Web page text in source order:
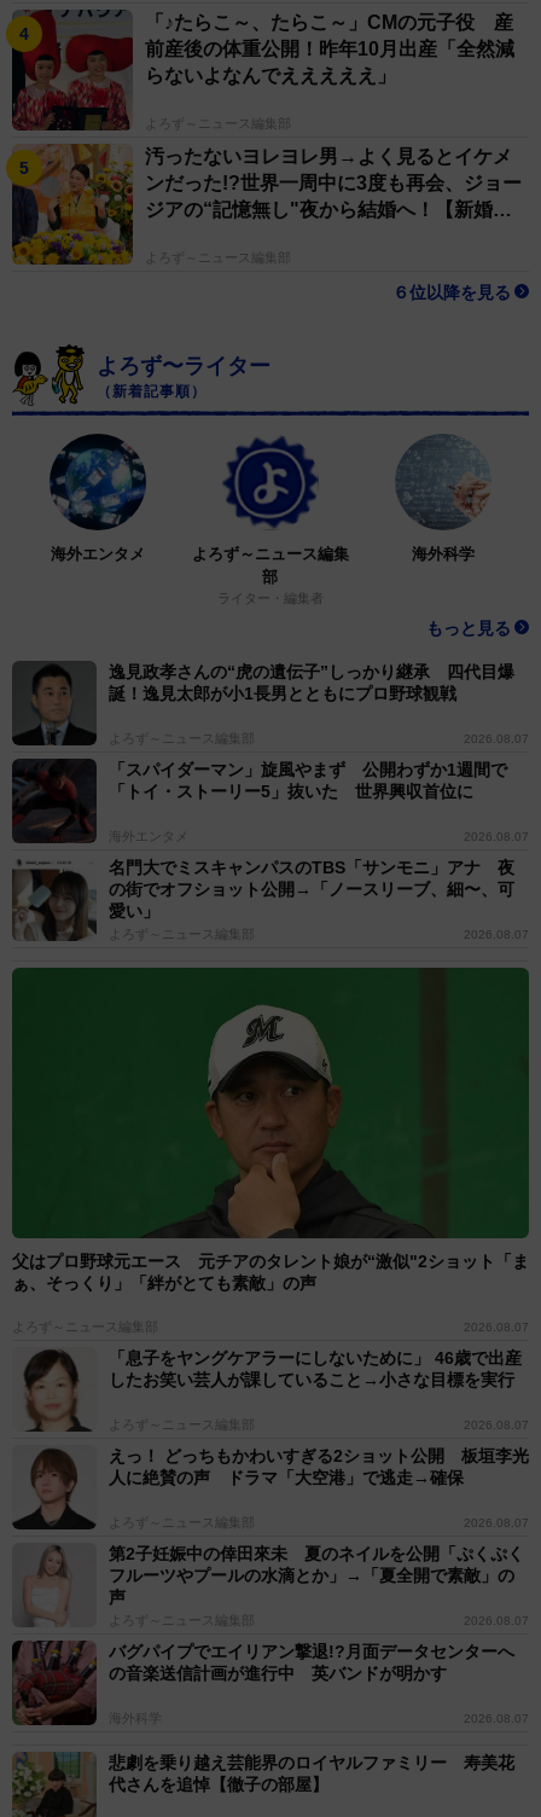
「♪たらこ～、たらこ～」CMの元子役 産
前産後の体重公開！昨年10月出産「全然減
らないよなんでえええええ」
よろず～ニュース編集部
汚ったないヨレヨレ男→よく見るとイケメ
ンだった!?世界一周中に3度も再会、ジョー
ジアの“記憶無し"夜から結婚へ！【新婚さ
よろず～ニュース編集部
６位以降を見る
よろず〜ライター
（新着記事順）
海外エンタメ
よろず～ニュース編集
部
ライター・編集者
海外科学
もっと見る
逸見政孝さんの“虎の遺伝子”しっかり継承 四代目爆
誕！逸見太郎が小1長男とともにプロ野球観戦
よろず～ニュース編集部 2026.08.07
「スパイダーマン」旋風やまず 公開わずか1週間で
「トイ・ストーリー5」抜いた 世界興収首位に
海外エンタメ 2026.08.07
名門大でミスキャンパスのTBS「サンモニ」アナ 夜
の街でオフショット公開→「ノースリーブ、細〜、可
愛い」
よろず～ニュース編集部 2026.08.07
父はプロ野球元エース 元チアのタレント娘が“激似"2ショット「ま
ぁ、そっくり」「絆がとても素敵」の声
よろず～ニュース編集部 2026.08.07
「息子をヤングケアラーにしないために」 46歳で出産
したお笑い芸人が課していること→小さな目標を実行
よろず～ニュース編集部 2026.08.07
えっ！ どっちもかわいすぎる2ショット公開 板垣李光
人に絶賛の声 ドラマ「大空港」で逃走→確保
よろず～ニュース編集部 2026.08.07
第2子妊娠中の倖田來未 夏のネイルを公開「ぷくぷく
フルーツやプールの水滴とか」→「夏全開で素敵」の
声
よろず～ニュース編集部 2026.08.07
バグパイプでエイリアン撃退!?月面データセンターへ
の音楽送信計画が進行中 英バンドが明かす
海外科学 2026.08.07
悲劇を乗り越え芸能界のロイヤルファミリー 寿美花
代さんを追悼【徹子の部屋】